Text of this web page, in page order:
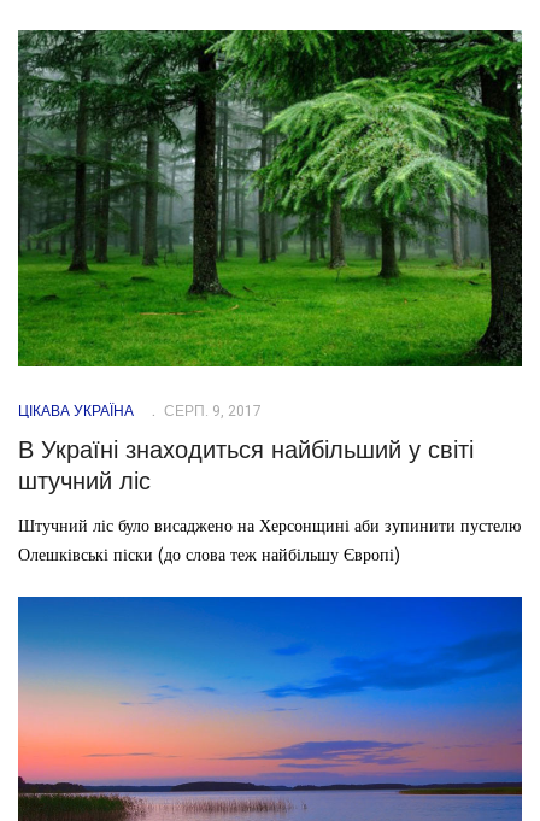
ЦІКАВА УКРАЇНА СЕРП. 9, 2017
В Україні знаходиться найбільший у світі
штучний ліс
Штучний ліс було висаджено на Херсонщині аби зупинити пустелю
Олешківські піски (до слова теж найбільшу Європі)